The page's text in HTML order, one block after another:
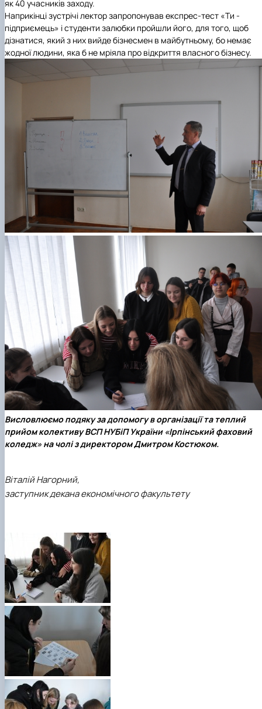
як 40 учасників заходу.
Наприкінці зустрічі лектор запропонував експрес-тест «Ти -
підприємець» і студенти залюбки пройшли його, для того, щоб
дізнатися, який з них вийде бізнесмен в майбутньому, бо немає
жодної людини, яка б не мріяла про відкриття власного бізнесу.
Висловлюємо подяку за допомогу в організації та теплий
прийом колективу ВСП НУБіП України «Ірпінський фаховий
коледж» на чолі з директором Дмитром Костюком.
Віталій Нагорний,
заступник декана економічного факультету